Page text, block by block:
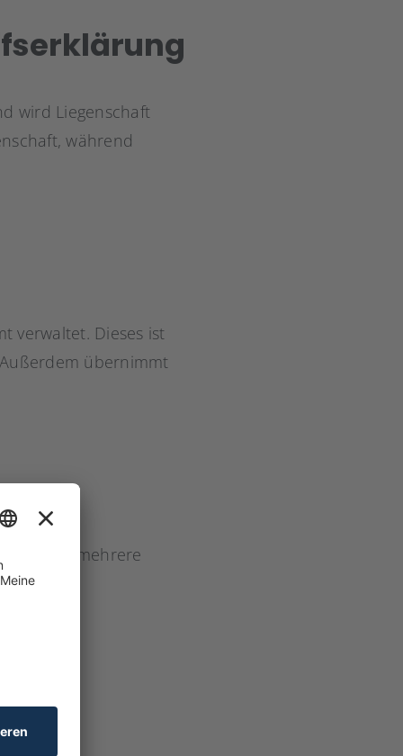
wird Liegenschaft
während
verwaltet. Dieses ist
übernimmt
in mehrere